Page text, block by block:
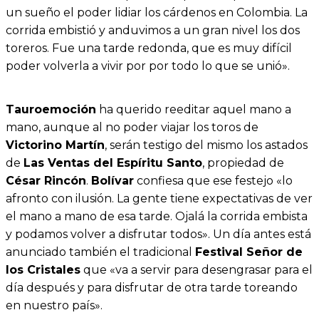
un sueño el poder lidiar los cárdenos en Colombia. La
corrida embistió y anduvimos a un gran nivel los dos
toreros. Fue una tarde redonda, que es muy difícil
poder volverla a vivir por por todo lo que se unió».
Tauroemoción ha querido reeditar aquel mano a
mano, aunque al no poder viajar los toros de
Victorino Martín, serán testigo del mismo los astados
de Las Ventas del Espíritu Santo, propiedad de
César Rincón. Bolívar confiesa que ese festejo «lo
afronto con ilusión. La gente tiene expectativas de ver
el mano a mano de esa tarde. Ojalá la corrida embista
y podamos volver a disfrutar todos». Un día antes está
anunciado también el tradicional Festival Señor de
los Cristales que «va a servir para desengrasar para el
día después y para disfrutar de otra tarde toreando
en nuestro país».